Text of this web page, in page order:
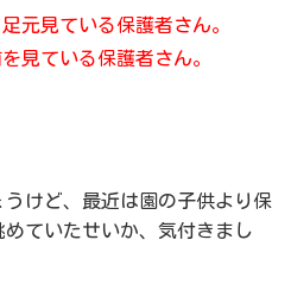
元見ている保護者さん。
見ている保護者さん。
けど、最近は園の子供より保
ていたせいか、気付きまし